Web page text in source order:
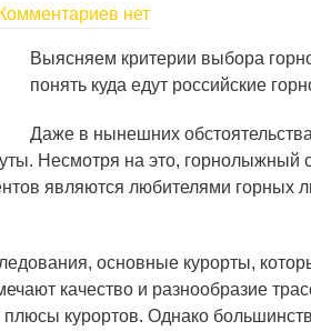
Комментариев нет
Выясняем критерии выбора
понять куда едут российские
Даже в нынешних
Несмотря на это, горнолыжный
являются любителями горных
основные курорты,
качество и разнообразие
плюсы курортов. Однако